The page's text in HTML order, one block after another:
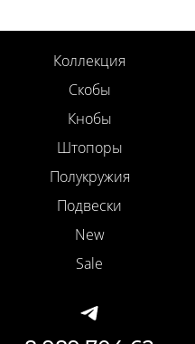
Коллекция
Скобы
Кнобы
Штопоры
Полукружия
Подвески
New
Sale